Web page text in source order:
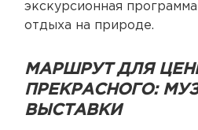
экскурсионная
отдыха на природе.
МАРШРУТ ДЛЯ
ПРЕКРАСНОГО:
ВЫСТАВКИ